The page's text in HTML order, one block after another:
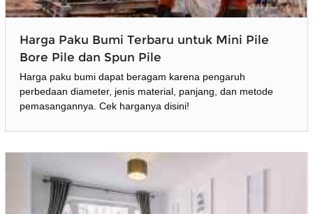
Harga Paku Bumi Terbaru untuk Mini Pile
Bore Pile dan Spun Pile
Harga paku bumi dapat beragam karena pengaruh
perbedaan diameter, jenis material, panjang, dan metode
pemasangannya. Cek harganya disini!